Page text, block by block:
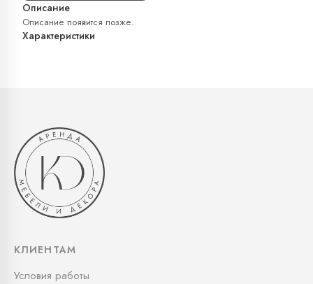
Описание
Описание появится позже.
Характеристики
КЛИЕНТАМ
Условия работы